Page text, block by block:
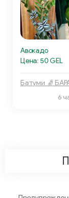
Авокадо
Цена: 50 GEL
6